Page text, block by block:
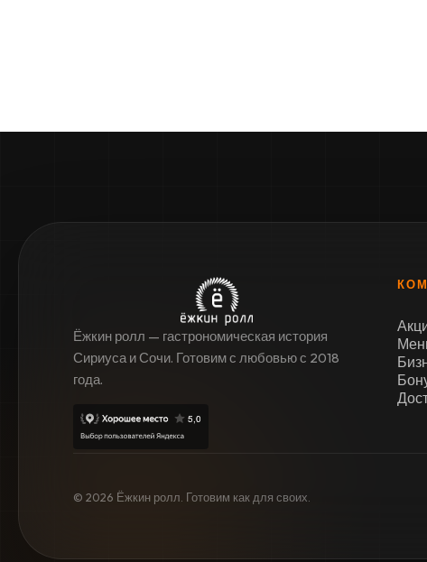
Ёжкин ролл — гастрономическая история
Сириуса и Сочи. Готовим с любовью с 2018
года.
© 2026 Ёжкин ролл. Готовим как для своих.